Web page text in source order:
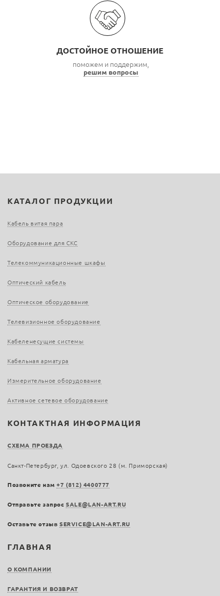
ДОСТОЙНОЕ ОТНОШЕНИЕ
поможем и поддержим,
решим вопросы
ГЛАВНАЯ
О КОМПАНИИ
ГАРАНТИЯ И ВОЗВРАТ
КАТАЛОГ ПРОДУКЦИИ
Кабель витая пара
Оборудование для СКС
Телекоммуникационные шкафы
Оптический кабель
Оптическое оборудование
Телевизионное оборудование
Кабеленесущие системы
Кабельная арматура
Измерительное оборудование
Активное сетевое оборудование
КОНТАКТНАЯ ИНФОРМАЦИЯ
СХЕМА ПРОЕЗДА
Санкт-Петербург, ул. Одоевского 28 (м. Приморская)
Позвоните нам+7 (812) 4400777
Отправьте запросSALE@LAN-ART.RU
Оставьте отзыв SERVICE@LAN-ART.RU